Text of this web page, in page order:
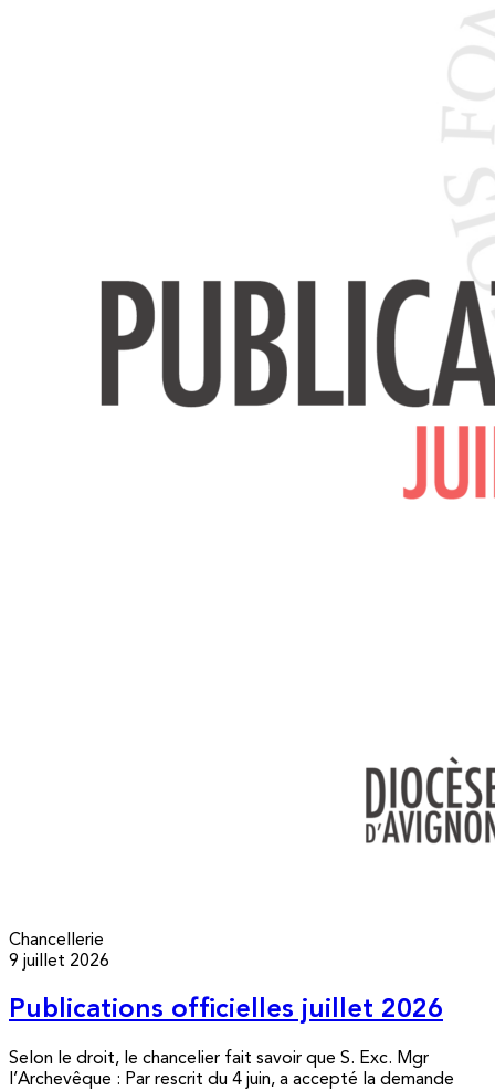
Chancellerie
9 juillet 2026
Publications officielles juillet 2026
Selon le droit, le chancelier fait savoir que S. Exc. Mgr
l’Archevêque : Par rescrit du 4 juin, a accepté la demande